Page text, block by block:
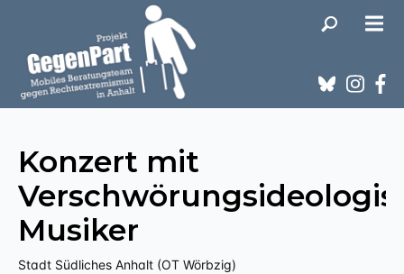
Konzert mit
Musiker
Stadt Südliches Anhalt (OT Wörbzig)